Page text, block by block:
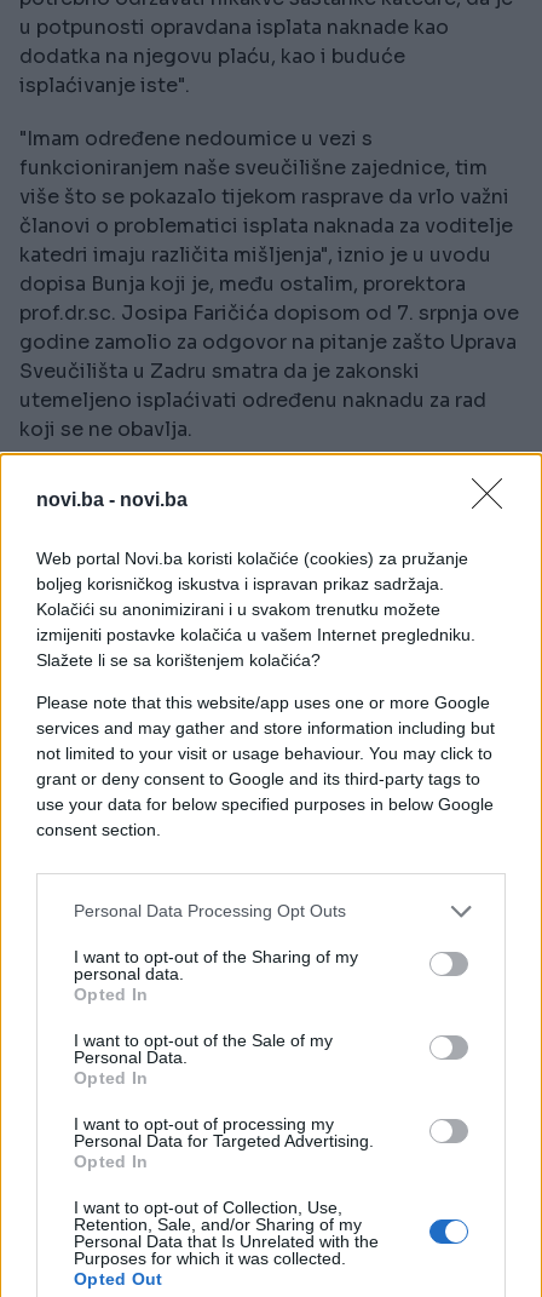
novi.ba - novi.ba
Web portal Novi.ba koristi kolačiće (cookies) za pružanje
boljeg korisničkog iskustva i ispravan prikaz sadržaja.
Kolačići su anonimizirani i u svakom trenutku možete
izmijeniti postavke kolačića u vašem Internet pregledniku.
Slažete li se sa korištenjem kolačića?
Please note that this website/app uses one or more Google
services and may gather and store information including but
not limited to your visit or usage behaviour. You may click to
grant or deny consent to Google and its third-party tags to
use your data for below specified purposes in below Google
consent section.
Personal Data Processing Opt Outs
I want to opt-out of the Sharing of my
personal data.
Opted In
I want to opt-out of the Sale of my
Personal Data.
Opted In
I want to opt-out of processing my
Personal Data for Targeted Advertising.
Opted In
I want to opt-out of Collection, Use,
Retention, Sale, and/or Sharing of my
Personal Data that Is Unrelated with the
Purposes for which it was collected.
Opted Out
u potpunosti opravdana isplata naknade kao
dodatka na njegovu plaću, kao i buduće
isplaćivanje iste".
"Imam određene nedoumice u vezi s
funkcioniranjem naše sveučilišne zajednice, tim
više što se pokazalo tijekom rasprave da vrlo važni
članovi o problematici isplata naknada za voditelje
katedri imaju različita mišljenja", iznio je u uvodu
dopisa Bunja koji je, među ostalim, prorektora
prof.dr.sc. Josipa Faričića dopisom od 7. srpnja ove
godine zamolio za odgovor na pitanje zašto Uprava
Sveučilišta u Zadru smatra da je zakonski
utemeljeno isplaćivati određenu naknadu za rad
koji se ne obavlja.
"Ako je to ipak moguće, onda vas molim da i sve
druge članove naše sveučilišne zajednice uputite
prava. Međutim, ako takva prava mogu ostvariti
samo povlašteni članovi, molim vas da i nas druge,
možda malo manje vrijedne članove, uputite u
kriterije za stjecanje privilegiranog statusa", stoji u
resornom ministarstvu on navodi kako odgovor od
njega nikada nije dobio već doznao na 8. sjednici
Stručnog vijeća Odjela.
Neugodan dopis
"Članica Senata i savjetnica za financije rektorice
Sveučilišta u Zadru tada nas je izvijestila kako je na
zbog određenog 'neugodnog' dopisa Upravi
Sveučilišta. To je kod mene izazvalo još veću
pitanja:
financiranje naknade šefovima katedri? Je li to
Sveučilište ili Ministarstvo? Isplaćuje li se ta
naknada iz državnog proračuna ili iz drugih izvora?
Tko u sustavu znanosti ima pravo odrediti da je
zakonski utemeljeno isplaćivanje naknada za rad
koji se ne obavlja i tko ima pravo ukinuti naknadu za